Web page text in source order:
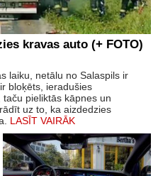
kravas auto (+ FOTO)
laiku, netālu no Salaspils ir
bloķēts, ieradušies
pieliktās kāpnes un
uz to, ka aizdedzies
LASĪT VAIRĀK